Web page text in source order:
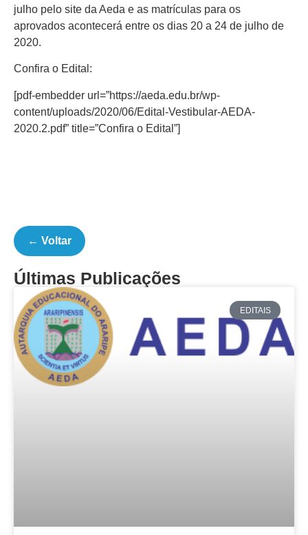
julho pelo site da Aeda e as matrículas para os
aprovados acontecerá entre os dias 20 a 24 de julho de
2020.
Confira o Edital:
[pdf-embedder url=”https://aeda.edu.br/wp-
content/uploads/2020/06/Edital-Vestibular-AEDA-
2020.2.pdf” title=”Confira o Edital”]
← Voltar
Últimas Publicações
EDITAIS